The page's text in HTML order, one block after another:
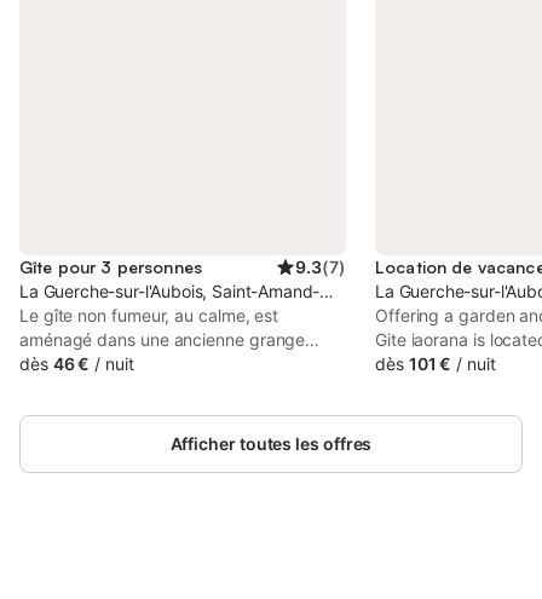
Gîte pour 3 personnes 9.3(7)
La Guerche-sur-l'Aubois, Saint-Amand-Montrond
Le gîte non fumeur, au calme, est
aménagé dans une ancienne grange
écurie. La décoration intérieure allie
contemporaine. À l'extérieur, un jardin
clos de 100 m² permet d'installer le salon
dès 46 € / nuit
La Guerche-sur-
Offering a garden
Gite iaorana is
from Ducal Palace
property offers
dès 101 € / nuit
Afficher toutes les offres